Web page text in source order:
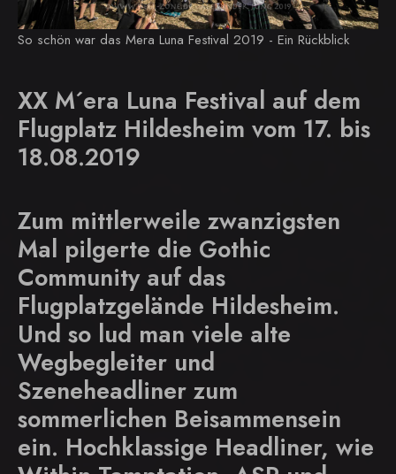
So schön war das Mera Luna Festival 2019 - Ein Rückblick
XX M´era Luna Festival auf dem
Flugplatz Hildesheim vom 17. bis
18.08.2019
Zum mittlerweile zwanzigsten
Mal pilgerte die Gothic
Community auf das
Flugplatzgelände Hildesheim.
Und so lud man viele alte
Wegbegleiter und
Szeneheadliner zum
sommerlichen Beisammensein
ein. Hochklassige Headliner, wie